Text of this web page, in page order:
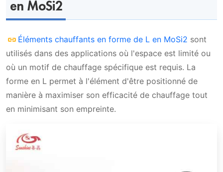
en MoSi2
Éléments chauffants en forme de L en MoSi2 sont
utilisés dans des applications où l'espace est limité ou
où un motif de chauffage spécifique est requis. La
forme en L permet à l'élément d'être positionné de
manière à maximiser son efficacité de chauffage tout
en minimisant son empreinte.